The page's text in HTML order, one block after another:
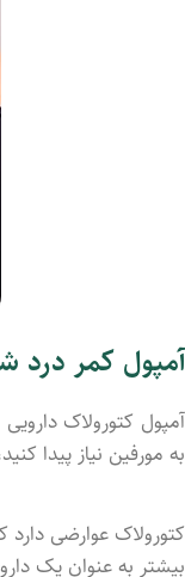
آمپول کمر درد
آمپول کتورولاک
به مورفین نیاز پیدا
بیشتر به عنوان یک